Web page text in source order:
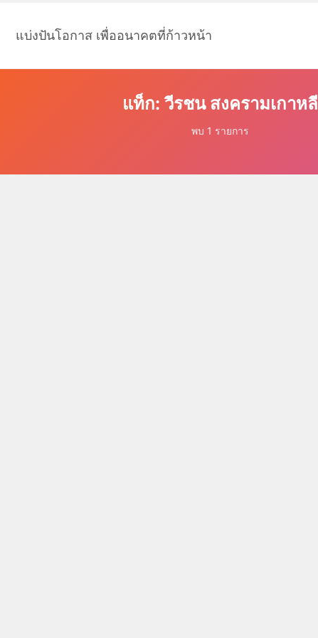
แบ่งปันโอกาส เพื่ออนาคตที่ก้าวหน้า
แท็ก: วีรชน สงครามเกาหลี
พบ 1 รายการ